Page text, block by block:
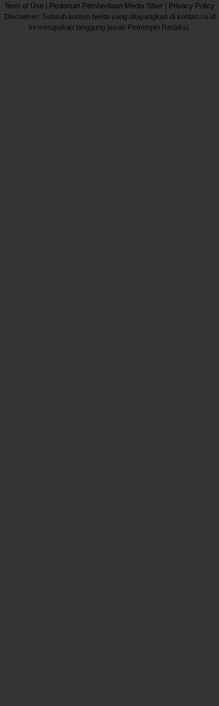
Term of Use | Pedoman Pemberitaan Media Siber | Privacy Policy
Disclaimer: Seluruh konten berita yang ditayangkan di kontan.co.id
ini merupakan tanggung jawab Pemimpin Redaksi.